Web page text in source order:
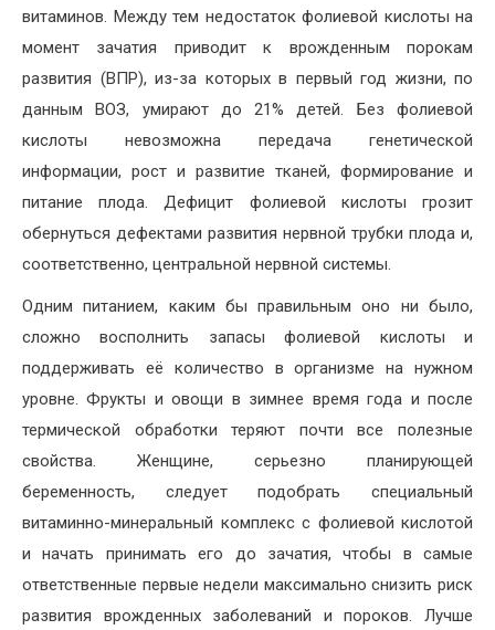
витаминов. Между тем недостаток фолиевой кислоты на
момент зачатия приводит к врожденным порокам
развития (ВПР), из-за которых в первый год жизни, по
данным ВОЗ, умирают до 21% детей. Без фолиевой
кислоты невозможна передача генетической
информации, рост и развитие тканей, формирование и
питание плода. Дефицит фолиевой кислоты грозит
обернуться дефектами развития нервной трубки плода и,
соответственно, центральной нервной системы.
Одним питанием, каким бы правильным оно ни было,
сложно восполнить запасы фолиевой кислоты и
поддерживать её количество в организме на нужном
уровне. Фрукты и овощи в зимнее время года и после
термической обработки теряют почти все полезные
свойства. Женщине, серьезно планирующей
беременность, следует подобрать специальный
витаминно-минеральный комплекс с фолиевой кислотой
и начать принимать его до зачатия, чтобы в самые
ответственные первые недели максимально снизить риск
развития врожденных заболеваний и пороков. Лучше